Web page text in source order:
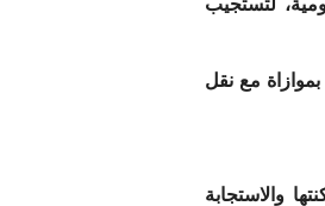
مع نقل
والاستجابة